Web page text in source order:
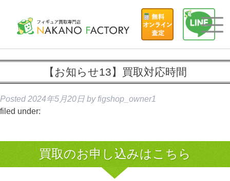
【お知らせ13】買取対応時間
Posted 2024年5月20日 by figshop_owner1
filed under:
買取のお申し込みはこちら